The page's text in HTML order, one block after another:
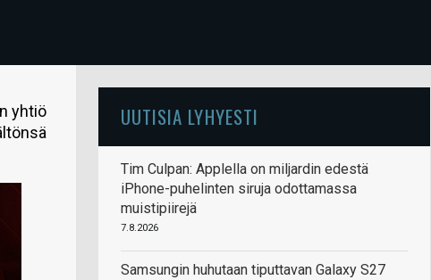
yhtiö
UUTISIA LYHYESTI
Tim Culpan: Applella on miljardin edestä
iPhone-puhelinten siruja odottamassa
muistipiirejä
7.8.2026
Samsungin huhutaan tiputtavan Galaxy S27